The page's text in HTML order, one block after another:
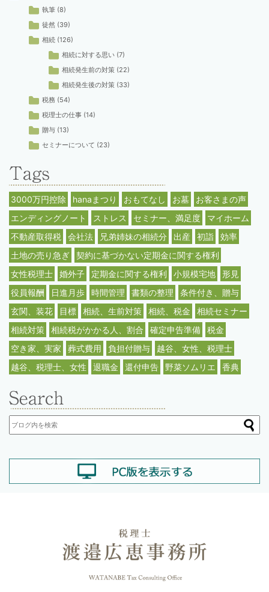
執筆 (8)
徒然 (39)
相続 (126)
相続に対する思い (7)
相続発生前の対策 (22)
相続発生後の対策 (33)
税務 (54)
税理士の仕事 (14)
贈与 (13)
セミナーについて (23)
3000万円控除 hanaまつり おもてなし お墓
お客さまの声
エンディングノート
ストレス セミナー、満足度
マイホーム
不動産取得税
会社法 兄弟姉妹の相続分 出産 初詣
効率
土地の売り急ぎ
契約に基づかない定期金に関する権利
女性税理士
婚外子 定期金に関する権利 小規模宅地
形見
役員報酬
日進月歩 時間管理 書類の整理
条件付き、贈与
玄関、装花
目標 相続、生前対策 相続、税金
相続セミナー
相続対策
相続税がかかる人、割合 確定申告準備
税金
空き家、実家
葬式費用 負担付贈与
越谷、女性、税理士
越谷、税理士、女性
退職金 還付申告 野菜ソムリエ 香典